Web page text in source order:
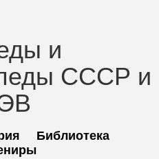
и
СССР и
Библиотека